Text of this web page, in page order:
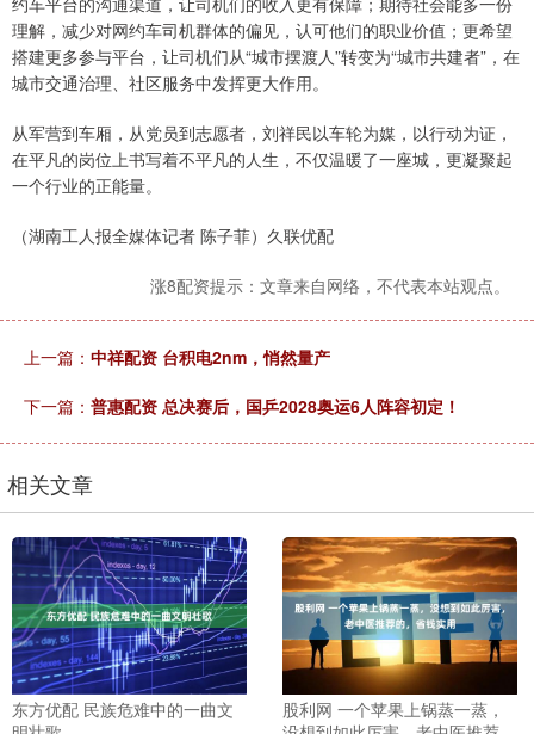
理解，减少对网约车司机群体的偏见，认可他们的职业价值；更希望
搭建更多参与平台，让司机们从“城市摆渡人”转变为“城市共建者”，在
城市交通治理、社区服务中发挥更大作用。
从军营到车厢，从党员到志愿者，刘祥民以车轮为媒，以行动为证，
在平凡的岗位上书写着不平凡的人生，不仅温暖了一座城，更凝聚起
一个行业的正能量。
（湖南工人报全媒体记者 陈子菲）久联优配
涨8配资提示：文章来自网络，不代表本站观点。
上一篇： 中祥配资 台积电2nm，悄然量产
下一篇： 普惠配资 总决赛后，国乒2028奥运6人阵容初定！
相关文章
东方优配 民族危难中的一曲文
股利网 一个苹果上锅蒸一蒸，